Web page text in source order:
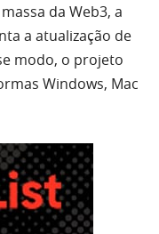
da Web3, a
a atualização de
modo, o projeto
Windows, Mac